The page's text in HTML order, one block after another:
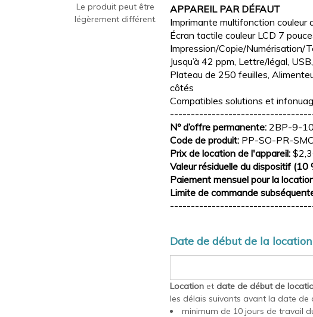
Le produit peut être
légèrement différent.
APPAREIL PAR DÉFAUT
Imprimante multifonction
Écran tactile couleur LCD 7
Impression/Copie/Numérisation/
Jusqu’à 42 ppm, Lettre/légal,
Plateau de 250 feuilles,
côtés
Compatibles solutions et
Nº d’offre permanente: 2BP-9-
Code de produit: PP-SO-PR-
Prix de location de l'appareil:
Valeur résiduelle du dispositif (10
Paiement mensuel pour la
Limite de commande
Date de début de la location
Location et date de début de
les délais suivants avant la date de
minimum de 10 jours de travail